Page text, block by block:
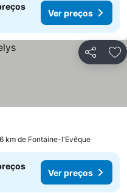
Ver preços
Partilhar
km de Fontaine-l'Evêque
Ver preços